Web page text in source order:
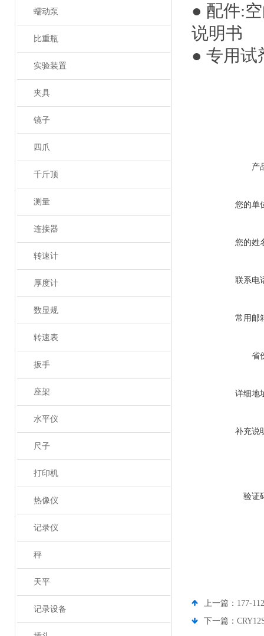
蠕动泵
比重瓶
实验装置
夹具
镜子
四爪
千斤顶
测量
连接器
转速计
厚度计
数显规
转速表
扳手
座架
水平仪
尺子
打印机
热像仪
记录仪
秤
天平
记录设备
● 配件:
说明书
● 专用试
产
您的单
您的姓
联系电
常用邮
省
详细地
补充说
验证
上一篇： 177-
下一篇：